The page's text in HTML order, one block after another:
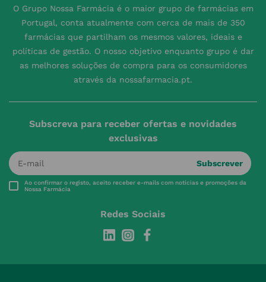
O Grupo Nossa Farmácia é o maior grupo de farmácias em
Portugal, conta atualmente com cerca de mais de 350
farmácias que partilham os mesmos valores, ideais e
políticas de gestão. O nosso objetivo enquanto grupo é dar
as melhores soluções de compra para os consumidores
através da nossafarmacia.pt.
Subscreva para receber ofertas e novidades
exclusivas
Subscrever
Ao confirmar o registo, aceito receber e-mails com notícias e promoções da
Nossa Farmácia
Redes Sociais